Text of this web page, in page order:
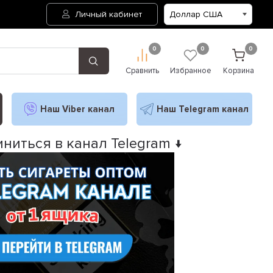
Личный кабинет
0
Сравнить
0
Избранное
0
Корзина
Наш Viber канал Наш Telegram канал
в канал Telegram ↓